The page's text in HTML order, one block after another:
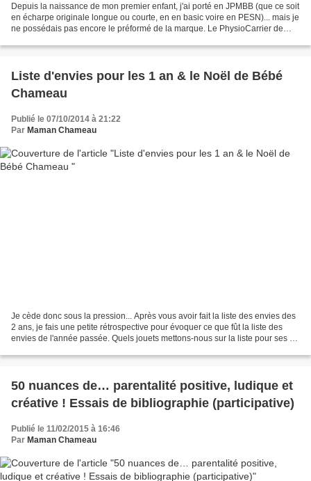
Depuis la naissance de mon premier enfant, j'ai porté en JPMBB (que ce soit
en écharpe originale longue ou courte, en en basic voire en PESN)... mais je
ne possédais pas encore le préformé de la marque. Le PhysioCarrier de
Liste d'envies pour les 1 an & le Noël de Bébé
Chameau
Publié le 07/10/2014 à 21:22
Par Maman Chameau
Je cède donc sous la pression... Après vous avoir fait la liste des envies des
2 ans, je fais une petite rétrospective pour évoquer ce que fût la liste des
envies de l'année passée. Quels jouets mettons-nous sur la liste pour ses 1
50 nuances de… parentalité positive, ludique et
créative ! Essais de bibliographie (participative)
Publié le 11/02/2015 à 16:46
Par Maman Chameau